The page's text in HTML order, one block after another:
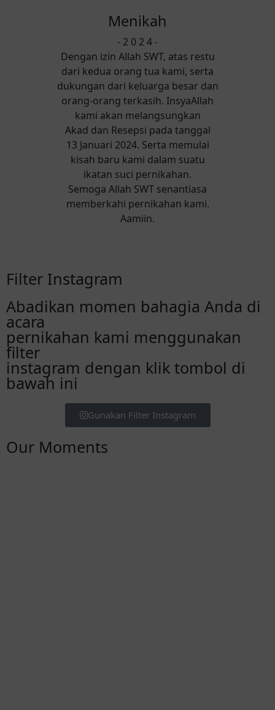
Menikah
- 2 0 2 4 -
Dengan izin Allah SWT, atas restu
dari kedua orang tua kami, serta
dukungan dari keluarga besar dan
orang-orang terkasih. InsyaAllah
kami akan melangsungkan
Akad dan Resepsi pada tanggal
13 Januari 2024. Serta memulai
kisah baru kami dalam suatu
ikatan suci pernikahan.
Semoga Allah SWT senantiasa
memberkahi pernikahan kami.
Aamiin.
Filter Instagram
Abadikan momen bahagia Anda di
acara
pernikahan kami menggunakan
filter
instagram dengan klik tombol di
bawah ini
Gunakan Filter Instagram
Our Moments